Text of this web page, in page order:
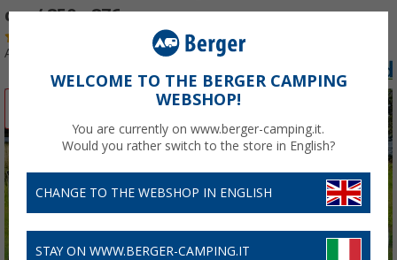
cm / 850 - 876 cm
Articolo n: 213770876
WELCOME TO THE BERGER CAMPING
WEBSHOP!
You are currently on www.berger-camping.it.
Would you rather switch to the store in English?
CHANGE TO THE WEBSHOP IN ENGLISH
STAY ON WWW.BERGER-CAMPING.IT